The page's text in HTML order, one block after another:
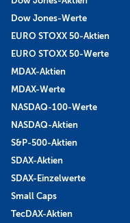
Dow Jones-Werte
EURO STOXX 50-Aktien
EURO STOXX 50-Werte
MDAX-Aktien
MDAX-Werte
NASDAQ-100-Werte
NASDAQ-Aktien
S&P-500-Aktien
SDAX-Aktien
SDAX-Einzelwerte
Small Caps
TecDAX-Aktien